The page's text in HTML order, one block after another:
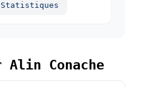
Statistiques
Conache